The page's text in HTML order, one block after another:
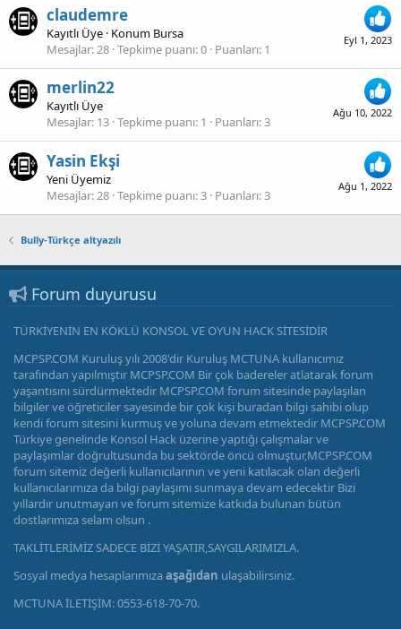
Eyl 1, 2023
claudemre
Kayıtlı Üye · Konum Bursa
Mesajlar 28 Tepkime puanı 0 Puanları 1
Ağu 10, 2022
merlin22
Kayıtlı Üye
Mesajlar 13 Tepkime puanı 1 Puanları 3
Ağu 1, 2022
Yasin Ekşi
Yeni Üyemiz
Mesajlar 28 Tepkime puanı 3 Puanları 3
Bully-Türkçe altyazılı
Forum duyurusu
TÜRKİYENİN EN KÖKLÜ KONSOL VE OYUN HACK SİTESİDİR
MCPSP.COM Kuruluş yılı 2008'dir Kuruluş MCTUNA kullanıcımız
tarafından yapılmıştır MCPSP.COM Bir çok badereler atlatarak forum
yaşantısını sürdürmektedir MCPSP.COM forum sitesinde paylaşılan
bilgiler ve öğreticiler sayesinde bir çok kişi buradan bilgi sahibi olup
kendi forum sitesini kurmuş ve yoluna devam etmektedir MCPSP.COM
Türkiye genelinde Konsol Hack üzerine yaptığı çalışmalar ve
paylaşımlar doğrultusunda bu sektörde öncü olmuştur,MCPSP.COM
forum sitemiz değerli kullanıcılarının ve yeni katılacak olan değerli
kullanıcılarımıza da bilgi paylaşımı sunmaya devam edecektir Bizi
yıllardır unutmayan ve forum sitemize katkıda bulunan bütün
dostlarımıza selam olsun .
TAKLİTLERİMİZ SADECE BİZİ YAŞATIR,SAYGILARIMIZLA.
Sosyal medya hesaplarımızaaşağıdan ulaşabilirsiniz.
MCTUNA İLETİŞİM: 0553-618-70-70.